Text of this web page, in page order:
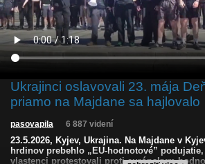
Ukrajinci oslavovali 23. mája
priamo na Majdane sa hajlovalo
pasovapila 6 887 videní
23.5.2026, Kyjev, Ukrajina. Na Majdane v
hrdinov prebehlo „EU-hodnotové”
vlastenci protestovali proti európskym